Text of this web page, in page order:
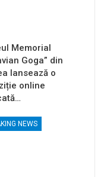
Memorial
Goga” din
lansează o
online
NEWS